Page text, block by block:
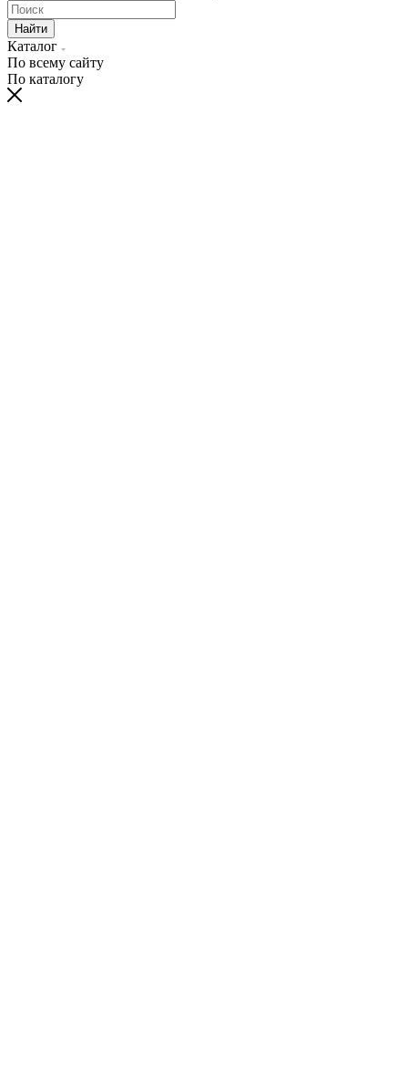
Найти
Каталог
По всему сайту
По каталогу